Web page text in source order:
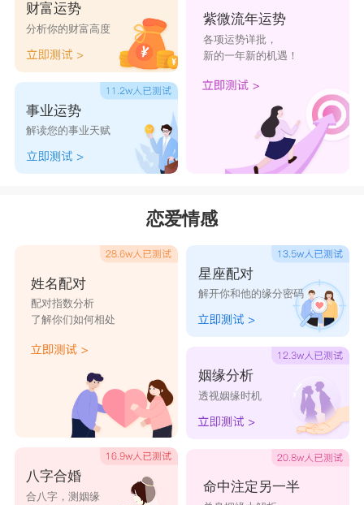
总而言之，双子女和金牛男其实还是比较匹配
的。因为双方的性格互相吸引，而且有互补的部
分。只要能够对互相多一些理解与包容，还是可以
走到最后的。
星座乐原创文章，转载需注明出处
财富运势
分析你的财富高度
事业运势
解读您的事业天赋
紫微流年运势
各项运势详批，
新的一年新的机遇！
恋爱情感
姓名配对
配对指数分析
了解你们如何相处
八字合婚
合八字，测姻缘
星座配对
解开你和他的缘分密码
姻缘分析
透视姻缘时机
命中注定另一半